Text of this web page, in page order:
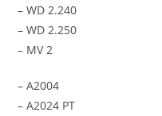
– WD 2.240
– WD 2.250
– MV 2
– A2004
– A2024 PT